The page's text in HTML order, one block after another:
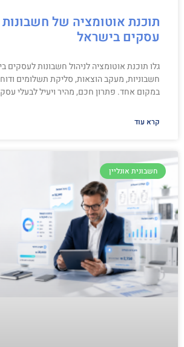
תוכנת אוטומציה של
עסקים בישראל
גלו תוכנת אוטומציה לניהול חשבונות
חשבוניות, מעקב הוצאות, סליקת תשלומים
במקום אחד. פתרון חכם, מהיר ויעיל לבעלי
קרא עוד
חשבונית אונליין